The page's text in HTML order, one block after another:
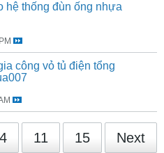
hệ thống đùn ống nhựa
công vỏ tủ điện tổng
4 11 15 Next